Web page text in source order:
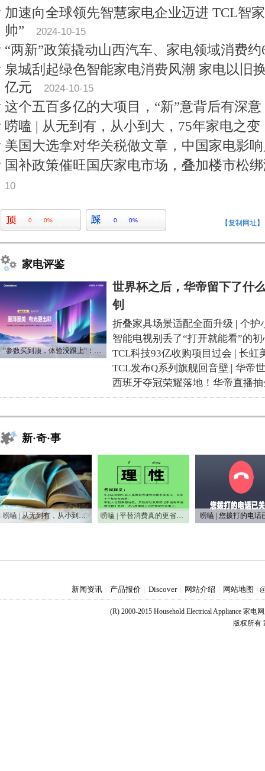
加速向全球领先智慧家电企业迈进 TCL智
帅”
2024-10-15
“两新”政策撬动山西汽车、家电领域消费约
泉城刮起绿色智能家电消费风潮 家电以旧
亿元
2024-10-15
这个五百多亿的大项目，“新”意背后有深意
唠嗑 | 从无到有，从小到大，75年家电之变
美国大选拿对华关税做文章，中国家电影
国补政策催旺国庆家电市场，叠加楼市松
10
0 0% 0 0% 【复制网址】
家电评鉴
“参数买到顶，体验没跟上“：长虹追光Q70S给高端电视打了个样
世界杯之后，华帝留下了什
钊
折叠家具场景适配全面升级 | 个护
智能电视别丢了“打开就能看”的初
TCL科技93亿收购项目过会 | 长虹
TCL发布Q系列旗舰回音壁 | 华帝
西班牙夺冠荣耀落地！华帝直播
新·奇·事
唠嗑 | 从无到有，从小到大，75年家电之变 唠嗑 | 平替消费真的更省钱吗？ 唠嗑 | 您拨打的电话
新闻资讯 产品报价 Discover 网站介绍 网站地图
(R) 2000-2015 Household Electrical Appliance 家电
版权所有